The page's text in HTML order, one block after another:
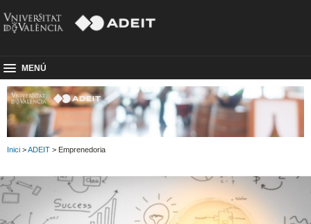
MENÚ
Inici >ADEIT > Emprenedoria